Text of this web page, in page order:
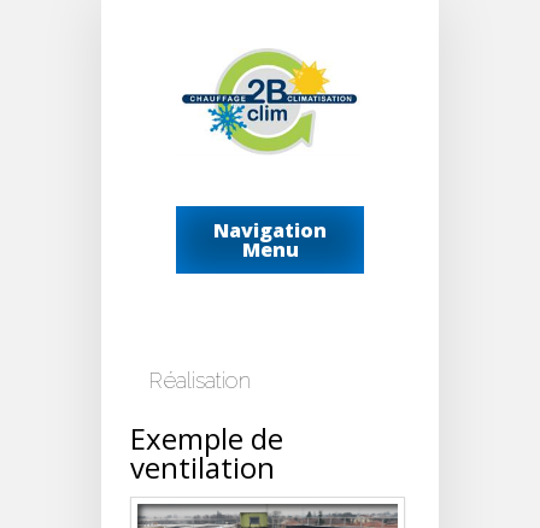
Navigation
Menu
Réalisation
Exemple de
ventilation